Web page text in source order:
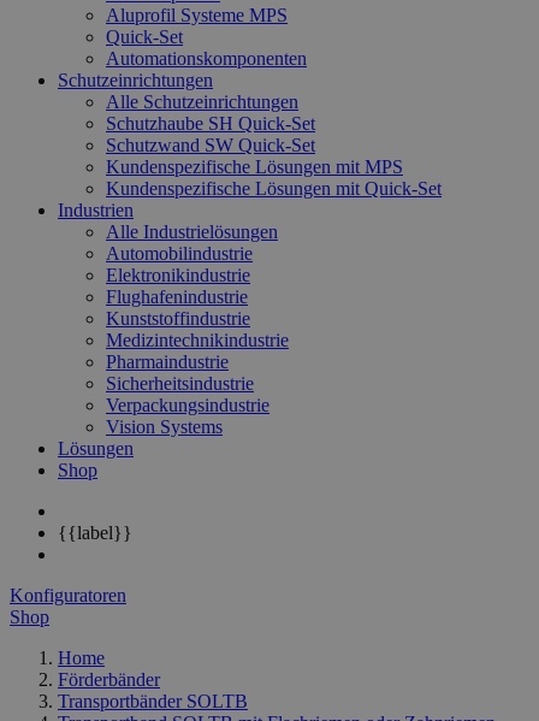
Aluprofil Systeme MPS
Quick-Set
Automationskomponenten
Schutzeinrichtungen
Alle Schutzeinrichtungen
Schutzhaube SH Quick-Set
Schutzwand SW Quick-Set
Kundenspezifische Lösungen mit MPS
Kundenspezifische Lösungen mit Quick-Set
Industrien
Alle Industrielösungen
Automobilindustrie
Elektronikindustrie
Flughafenindustrie
Kunststoffindustrie
Medizintechnikindustrie
Pharmaindustrie
Sicherheitsindustrie
Verpackungsindustrie
Vision Systems
Lösungen
Shop
{{label}}
Konfiguratoren
Shop
Home
Förderbänder
Transportbänder SOLTB